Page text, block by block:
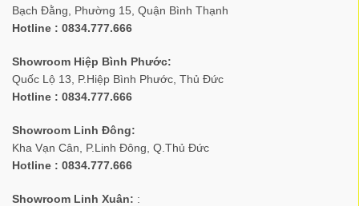
Bạch Đằng, Phường 15, Quận Bình Thạnh
Hotline : 0834.777.666
Showroom Hiệp Bình Phước:
Quốc Lộ 13, P.Hiệp Bình Phước, Thủ Đức
Hotline : 0834.777.666
Showroom Linh Đông:
Kha Vạn Cân, P.Linh Đông, Q.Thủ Đức
Hotline : 0834.777.666
Showroom Linh Xuân: :